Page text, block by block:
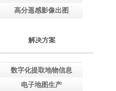
数字化提取地物信息
电子地图生产
解决方案
高分遥感影像出图